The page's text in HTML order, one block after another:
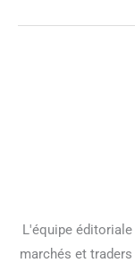
L'équipe
marchés et